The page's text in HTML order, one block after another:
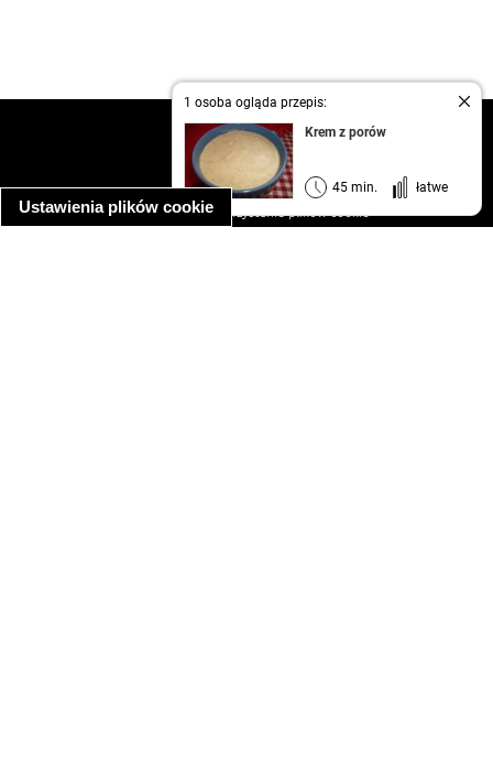
Ustawienia plików cookie
1 osoba ogląda przepis:
Krem z porów
45 min. łatwe
kontakt
regulamin
informacja o prywatności
informacja o wykorzystaniu plików cookie